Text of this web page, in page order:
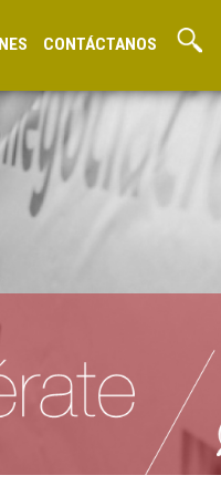
CONTÁCTANOS